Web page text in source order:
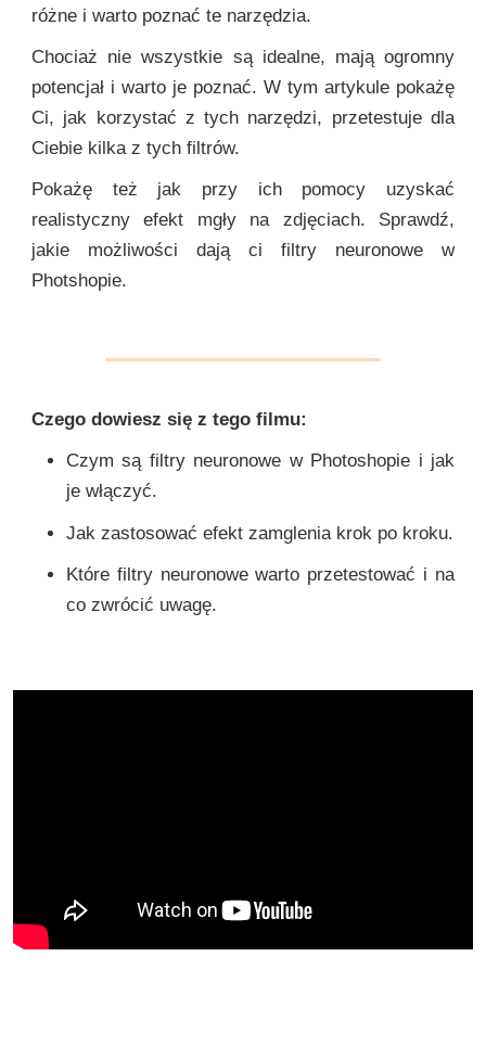
różne i warto poznać te narzędzia.
Chociaż nie wszystkie są idealne, mają ogromny
potencjał i warto je poznać. W tym artykule pokażę
Ci, jak korzystać z tych narzędzi, przetestuje dla
Ciebie kilka z tych filtrów.
Pokażę też jak przy ich pomocy uzyskać
realistyczny efekt mgły na zdjęciach. Sprawdź,
jakie możliwości dają ci filtry neuronowe w
Photshopie.
Czego dowiesz się z tego filmu:
Czym są filtry neuronowe w Photoshopie i jak
je włączyć.
Jak zastosować efekt zamglenia krok po kroku.
Które filtry neuronowe warto przetestować i na
co zwrócić uwagę.